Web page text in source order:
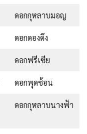
ดอกกุหลาบมอญ
ดอกดองดึง
ดอกฟรีเซีย
ดอกพุดซ้อน
ดอกกุหลาบนางฟ้า